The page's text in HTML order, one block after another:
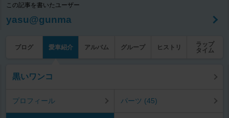
この記事を書いたユーザー
yasu@gunma
ブログ 愛車紹介 アルバム グループ ヒストリ
ラップ
タイム
黒いワンコ
プロフィール パーツ (45)